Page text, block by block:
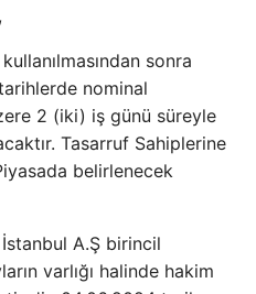
sonra
nominal
2 (iki) iş günü süreyle
Tasarruf Sahiplerine
belirlenecek
A.Ş birincil
varlığı halinde hakim